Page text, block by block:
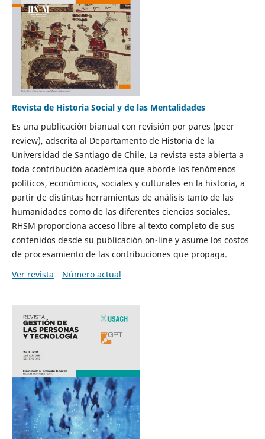
Revista de Historia Social y de las Mentalidades
Es una publicación bianual con revisión por pares (peer
review), adscrita al Departamento de Historia de la
Universidad de Santiago de Chile. La revista esta abierta a
toda contribución académica que aborde los fenómenos
políticos, económicos, sociales y culturales en la historia, a
partir de distintas herramientas de análisis tanto de las
humanidades como de las diferentes ciencias sociales.
RHSM proporciona acceso libre al texto completo de sus
contenidos desde su publicación on-line y asume los costos
de procesamiento de las contribuciones que propaga.
Ver revista
Número actual